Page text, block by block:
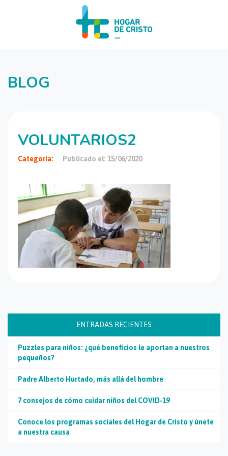
BLOG
VOLUNTARIOS2
Categoría: Publicado el: 15/06/2020
ENTRADAS RECIENTES
Puzzles para niños: ¿qué beneficios le aportan a nuestros
pequeños?
Padre Alberto Hurtado, más allá del hombre
7 consejos de cómo cuidar niños del COVID-19
Conoce los programas sociales del Hogar de Cristo y únete
a nuestra causa